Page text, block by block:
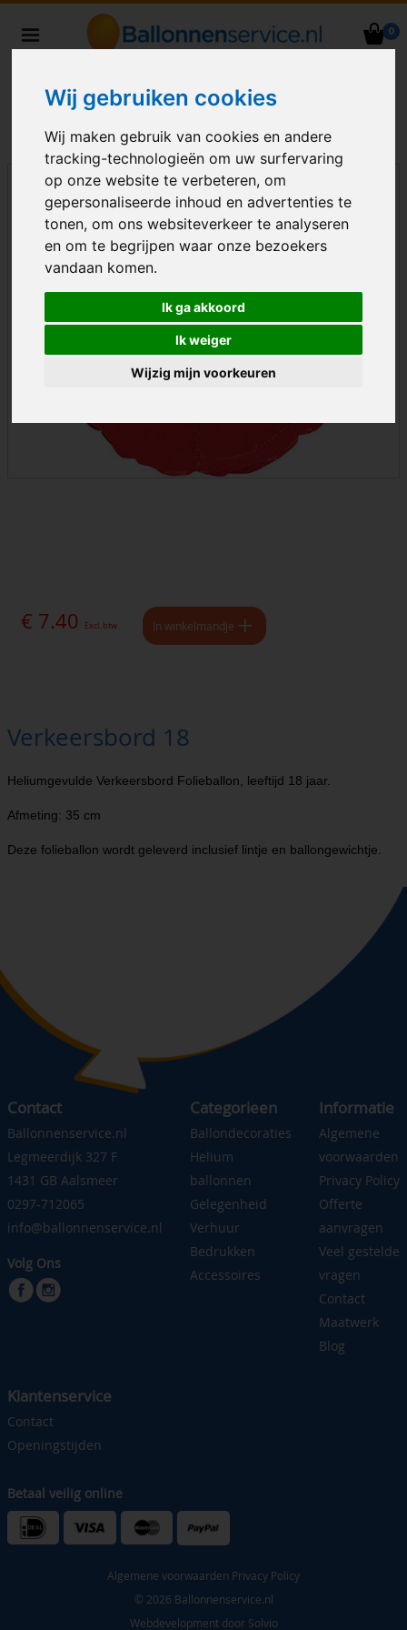
Wij gebruiken cookies
Wij maken gebruik van cookies en andere
tracking-technologieën om uw surfervaring
op onze website te verbeteren, om
gepersonaliseerde inhoud en advertenties te
tonen, om ons websiteverkeer te analyseren
en om te begrijpen waar onze bezoekers
vandaan komen.
Ik ga akkoord
Ik weiger
Wijzig mijn voorkeuren
0
Nederland
€ 7.40 Excl. btw In winkelmandje
Verkeersbord 18
Heliumgevulde Verkeersbord Folieballon, leeftijd 18 jaar.
Afmeting: 35 cm
Deze folieballon wordt geleverd inclusief lintje en ballongewichtje.
Contact
Ballonnenservice.nl
Legmeerdijk 327 F
1431 GB Aalsmeer
0297-712065
info@ballonnenservice.nl
Volg Ons
Categorieen
Ballondecoraties
Helium
ballonnen
Gelegenheid
Verhuur
Bedrukken
Accessoires
Informatie
Algemene
voorwaarden
Privacy Policy
Offerte
aanvragen
Veel gestelde
vragen
Contact
Maatwerk
Blog
Klantenservice
Contact
Openingstijden
Betaal veilig online
Algemene voorwaarden Privacy Policy
© 2026 Ballonnenservice.nl
Webdevelopment door Solvio